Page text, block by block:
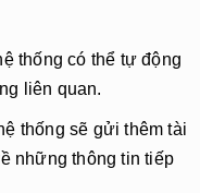
thống có thể tự động
liên quan.
thống sẽ gửi thêm tài
những thông tin tiếp